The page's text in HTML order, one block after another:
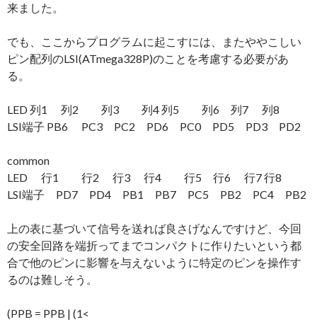
来ました。
でも、ここからプログラムに起こすには、またややこしい
ピン配列のLSI(ATmega328P)のことを考慮する必要があ
る。
LED 列1 列2 列3 列4 列5 列6 列7 列8
LSI端子 PB6 PC3 PC2 PD6 PC0 PD5 PD3 PD2
common
LED 行1 行2 行3 行4 行5 行6 行7 行8
LSI端子 PD7 PD4 PB1 PB7 PC5 PB2 PC4 PB2
上の表に基づいて信号を送れば良さげなんですけど、今回
の安全回路を端折ってまでコンパクトに作りたいという都
合で他のピンに影響を与えないように特定のピンを操作す
るのは難しそう。
(PPB = PPB | (1<